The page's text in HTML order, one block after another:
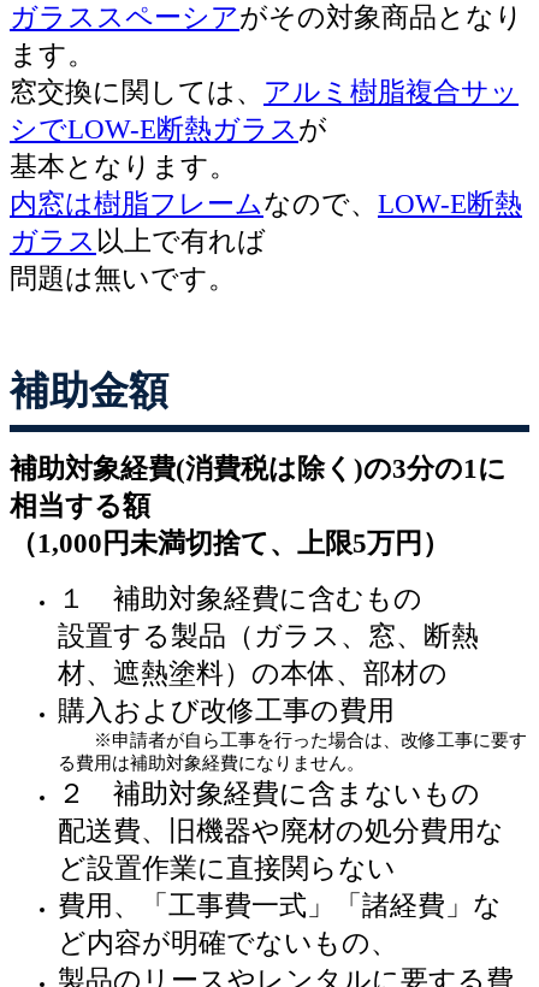
ガラススペーシアがその対象商品となり
ます。
窓交換に関しては、 アルミ樹脂複合サッ
シでLOW-E断熱ガラス が
基本となります。
内窓は樹脂フレームなので、 LOW-E断熱
ガラス 以上で有れば
問題は無いです。
補助金額
補助対象経費(消費税は除く)の3分の1に
相当する額
（1,000円未満切捨て、上限5万円）
１ 補助対象経費に含むもの
設置する製品（ガラス、窓、断熱
材、遮熱塗料）の本体、部材の
購入および改修工事の費用
※申請者が自ら工事を行った場合は、改修工事に要す
る費用は補助対象経費になりません。
２ 補助対象経費に含まないもの
配送費、旧機器や廃材の処分費用な
ど設置作業に直接関らない
費用、「工事費一式」
「諸経費」な
ど内容が明確でないもの、
製品のリースやレンタルに要する費